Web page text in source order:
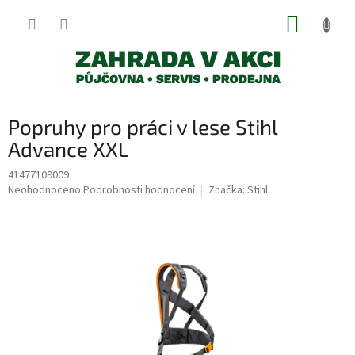
Popruhy pro práci v lese Stihl
Advance XXL
41477109009
Průměrné
Neohodnoceno Podrobnosti hodnocení Značka: Stihl